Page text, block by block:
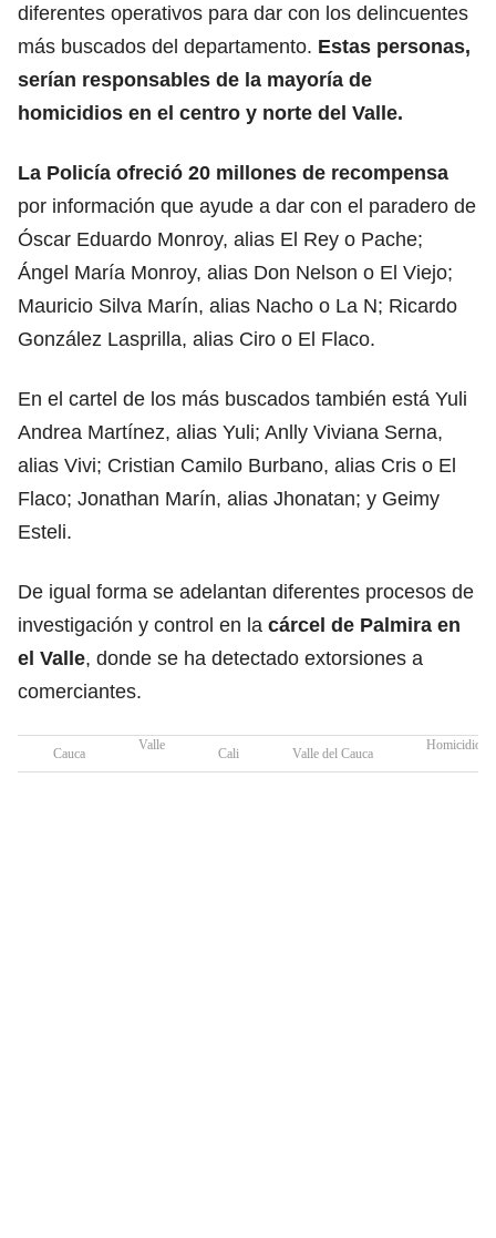
diferentes operativos para dar con los delincuentes
más buscados del departamento. Estas personas,
serían responsables de la mayoría de
homicidios en el centro y norte del Valle.
La Policía ofreció 20 millones de recompensa
por información que ayude a dar con el paradero de
Óscar Eduardo Monroy, alias El Rey o Pache;
Ángel María Monroy, alias Don Nelson o El Viejo;
Mauricio Silva Marín, alias Nacho o La N; Ricardo
González Lasprilla, alias Ciro o El Flaco.
En el cartel de los más buscados también está Yuli
Andrea Martínez, alias Yuli; Anlly Viviana Serna,
alias Vivi; Cristian Camilo Burbano, alias Cris o El
Flaco; Jonathan Marín, alias Jhonatan; y Geimy
Esteli.
De igual forma se adelantan diferentes procesos de
investigación y control en la cárcel de Palmira en
el Valle, donde se ha detectado extorsiones a
comerciantes.
Cauca
Valle
Cali Valle del Cauca
Homicidio